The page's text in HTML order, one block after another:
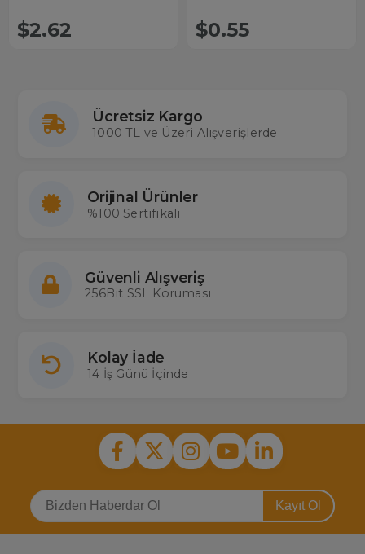
$2.62 $0.55
Ücretsiz Kargo
1000 TL ve Üzeri Alışverişlerde
Orijinal Ürünler
%100 Sertifikalı
Güvenli Alışveriş
256Bit SSL Koruması
Kolay İade
14 İş Günü İçinde
Kayıt Ol